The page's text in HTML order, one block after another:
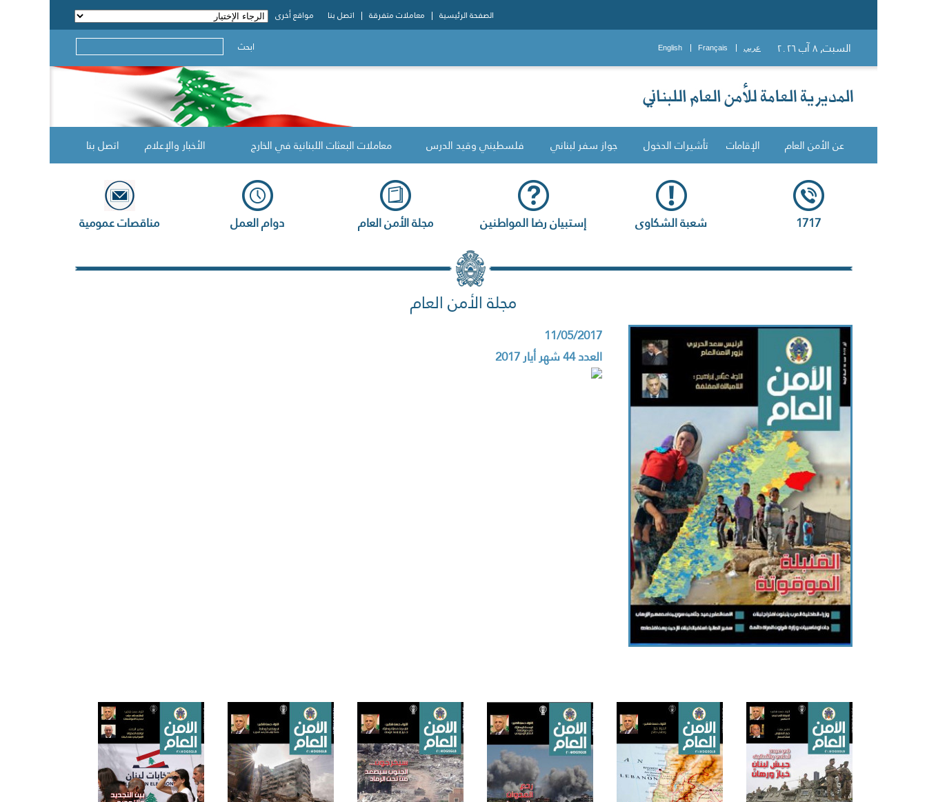
الصفحة الرئيسية معاملات متفرقة اتصل بنا مواقع أخرى
السبت, ٨ آب ٢٠٢٦ عربي Français
English ابحث
عن الأمن العام الإقامات تأشيرات الدخول جواز سفر لبناني فلسطيني وقيد الدرس معاملات البعثات اللبنانية في الخارج الأخبار والإعلام اتصل بنا
1717 شعبة الشكاوى إستبيان رضا المواطنين مجلة الأمن العام دوام العمل مناقصات عمومية
مجلة الأمن العام
11/05/2017
العدد 44 شهر أيار 2017